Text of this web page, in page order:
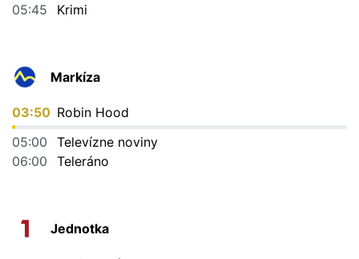
05:45
Krimi
Markíza
03:50 Robin Hood
05:00
Televízne noviny
06:00
Teleráno
Jednotka